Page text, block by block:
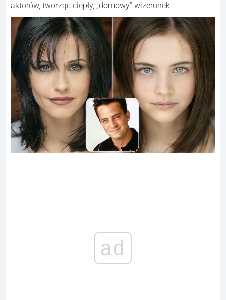
aktorów, tworząc ciepły, „domowy” wizerunek.
ad